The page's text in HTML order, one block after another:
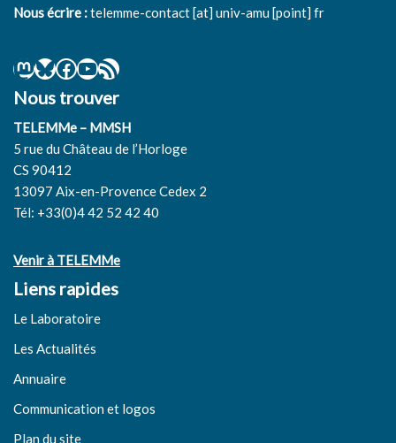
Nous écrire :telemme-contact [at] univ-amu [point] fr
Nous trouver
TELEMMe – MMSH
5 rue du Château de l’Horloge
CS 90412
13097 Aix-en-Provence Cedex 2
Tél: +33(0)4 42 52 42 40
Venir à TELEMMe
Liens rapides
Le Laboratoire
Les Actualités
Annuaire
Communication et logos
Plan du site